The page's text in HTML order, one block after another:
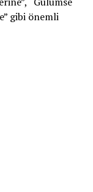
gibi önemli